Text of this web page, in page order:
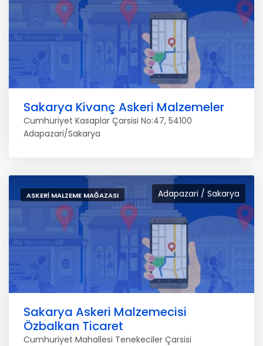
Sakarya Kivanç Askeri Malzemeler
Cumhuriyet Kasaplar Çarsisi No:47, 54100
Adapazari/Sakarya
Adapazari / Sakarya
ASKERI MALZEME MAĞAZASI
Sakarya Askeri Malzemecisi
Özbalkan Ticaret
Cumhuriyet Mahallesi Tenekeciler Çarsisi